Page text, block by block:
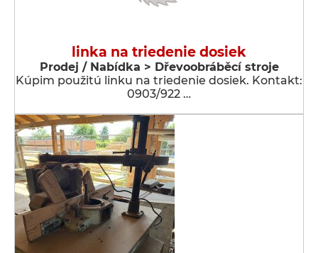
linka na triedenie dosiek
Prodej / Nabídka > Dřevoobráběcí stroje
Kúpim použitú linku na triedenie dosiek. Kontakt:
0903/922 …